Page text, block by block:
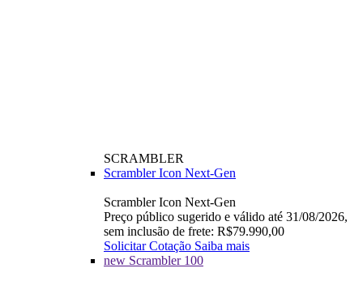
SCRAMBLER
Scrambler Icon Next-Gen
Scrambler Icon Next-Gen
Preço público sugerido e válido até 31/08/2026,
sem inclusão de frete: R$79.990,00
Solicitar Cotação Saiba mais
new Scrambler 100